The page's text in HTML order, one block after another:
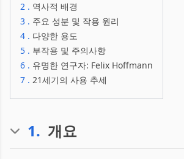
2 . 역사적 배경
3 . 주요 성분 및 작용 원리
4 . 다양한 용도
5 . 부작용 및 주의사항
6 . 유명한 연구자: Felix Hoffmann
7 . 21세기의 사용 추세
1. 개요